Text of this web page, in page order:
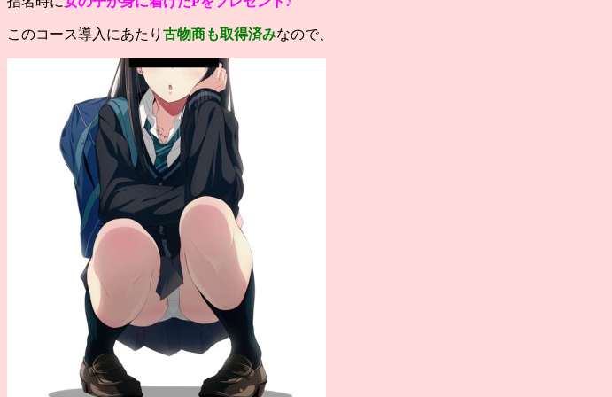
このコース導入にあたり 古物商も取得済みなので、